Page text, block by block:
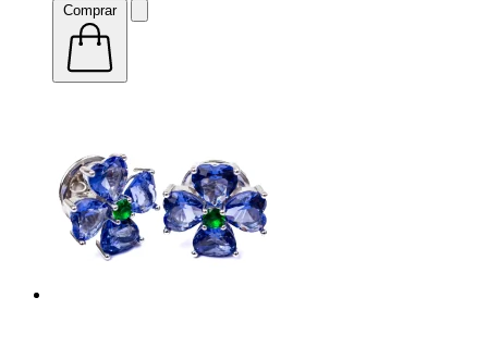
Comprar